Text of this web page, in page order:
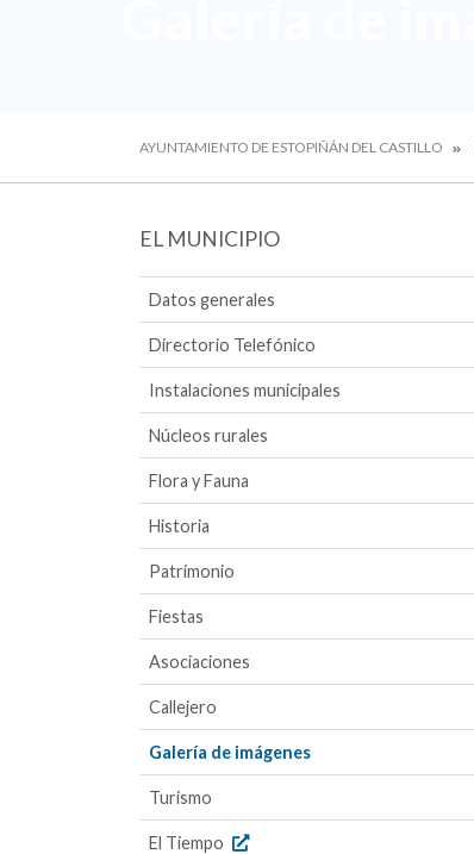
AYUNTAMIENTO DE ESTOPIÑÁN DEL CASTILLO
EL MUNICIPIO
Datos generales
Directorio Telefónico
Instalaciones municipales
Núcleos rurales
Flora y Fauna
Historia
Patrimonio
Fiestas
Asociaciones
Callejero
Galería de imágenes
Turismo
El Tiempo